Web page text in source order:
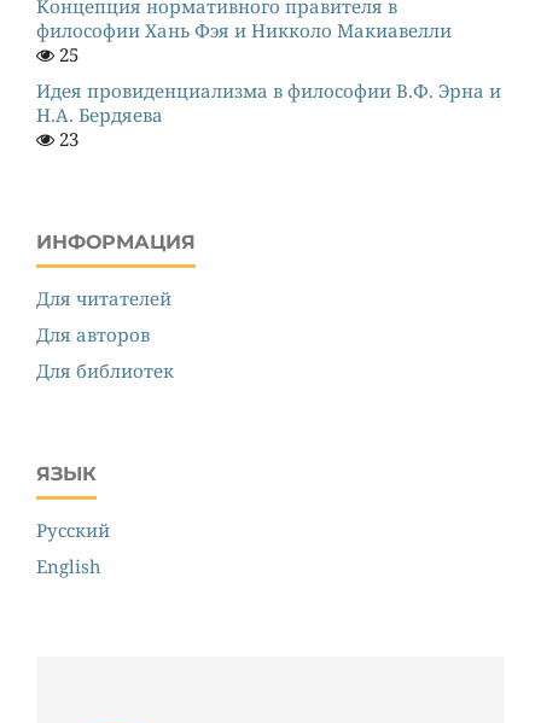
Концепция нормативного правителя в
философии Хань Фэя и Никколо Макиавелли
25
Идея провиденциализма в философии В.Ф. Эрна и
Н.А. Бердяева
23
ИНФОРМАЦИЯ
Для читателей
Для авторов
Для библиотек
ЯЗЫК
Русский
English